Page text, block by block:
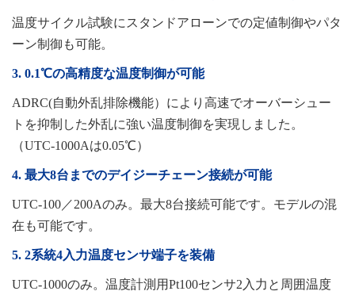
温度サイクル試験にスタンドアローンでの定値制御やパタ
ーン制御も可能。
3. 0.1℃の高精度な温度制御が可能
ADRC(自動外乱排除機能）により高速でオーバーシュー
トを抑制した外乱に強い温度制御を実現しました。
（UTC-1000Aは0.05℃）
4. 最大8台までのデイジーチェーン接続が可能
UTC-100／200Aのみ。最大8台接続可能です。モデルの混
在も可能です。
5. 2系統4入力温度センサ端子を装備
UTC-1000のみ。温度計測用Pt100センサ2入力と周囲温度